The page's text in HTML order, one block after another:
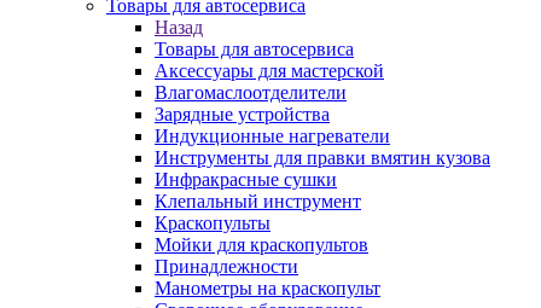
Товары для автосервиса
Назад
Товары для автосервиса
Аксессуары для мастерской
Влагомаслоотделители
Зарядные устройства
Индукционные нагреватели
Инструменты для правки вмятин кузова
Инфракрасные сушки
Клепальный инструмент
Краскопульты
Мойки для краскопультов
Принадлежности
Манометры на краскопульт